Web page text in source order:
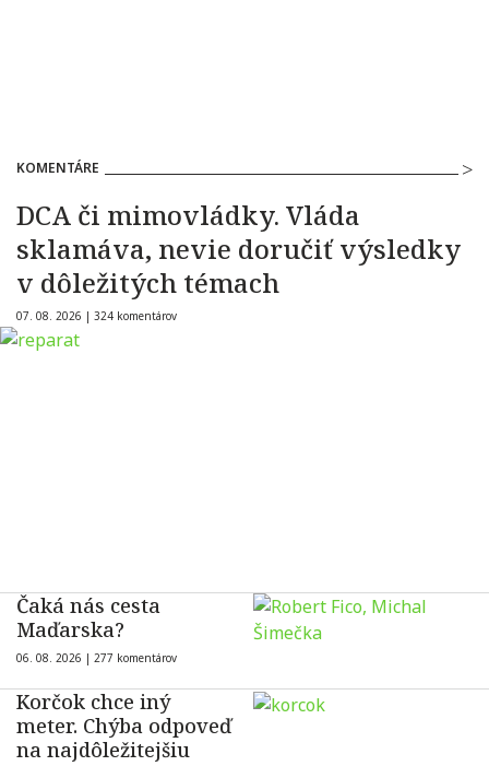
KOMENTÁRE
DCA či mimovládky. Vláda
sklamáva, nevie doručiť výsledky
v dôležitých témach
07. 08. 2026 | 324 komentárov
Čaká nás cesta
Maďarska?
06. 08. 2026 | 277 komentárov
Korčok chce iný
meter. Chýba odpoveď
na najdôležitejšiu